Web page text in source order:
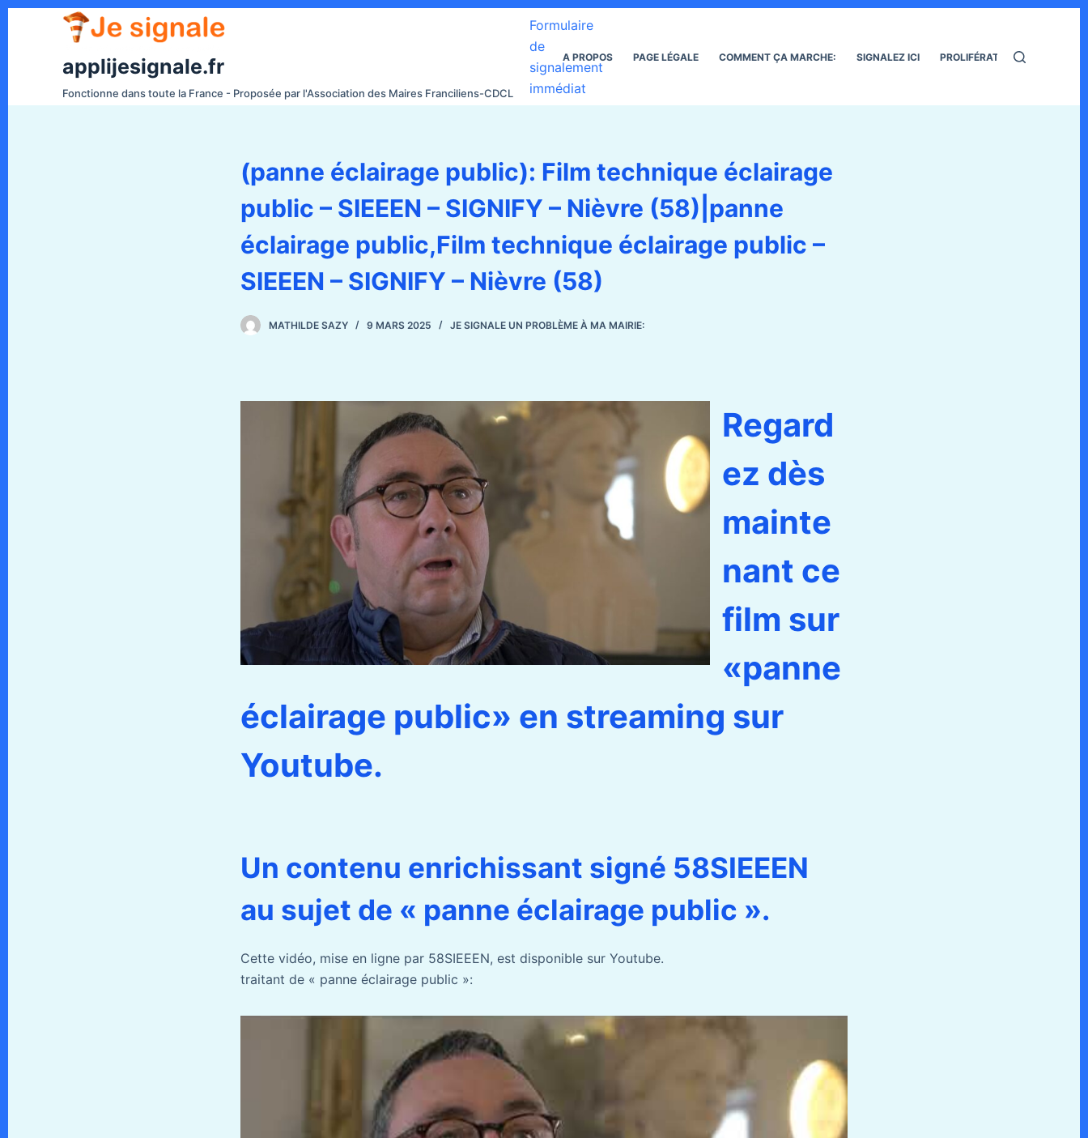
e
applijesignale.fr
Fonctionne dans toute la France - Proposée par l'Association des Maires Franciliens-CDCL
Formulaire
de
signalement
immédiat
A PROPOS PAGE LÉGALE COMMENT ÇA MARCHE: SIGNALEZ ICI PROLIFÉRATION DES RATS
(panne éclairage public): Film technique éclairage
public – SIEEEN – SIGNIFY – Nièvre (58)|panne
éclairage public,Film technique éclairage public –
SIEEEN – SIGNIFY – Nièvre (58)
MATHILDE SAZY 9 MARS 2025 JE SIGNALE UN PROBLÈME À MA MAIRIE:
Regard
ez dès
mainte
nant ce
film sur
«panne
éclairage public» en streaming sur
Youtube.
Un contenu enrichissant signé 58SIEEEN
au sujet de « panne éclairage public ».
Cette vidéo, mise en ligne par 58SIEEEN, est disponible sur Youtube.
traitant de « panne éclairage public »: